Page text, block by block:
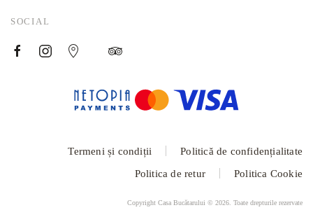
SOCIAL
Termeni și condiții
Politică de confidențialitate
Politica de retur
Politica Cookie
Copyright Casa Bucătarului © 2026 . Toate drepturile rezervate